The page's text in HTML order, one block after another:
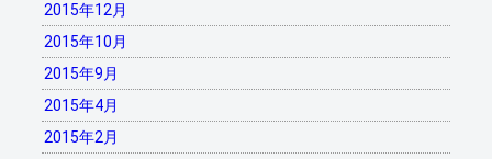
2015年12月
2015年10月
2015年9月
2015年4月
2015年2月